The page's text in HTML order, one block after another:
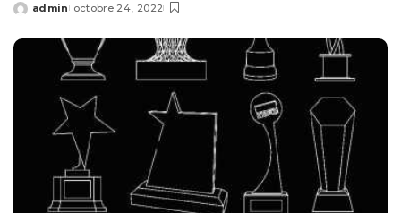
Posted
admin octobre 24, 2022